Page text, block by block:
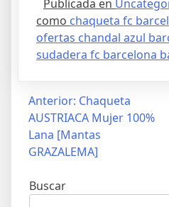
Publicada en
como chaqueta fc
ofertas chandal azul
sudadera fc barcelona
Navegación
entradas
Anterior: Chaqueta
AUSTRIACA Mujer 100%
Lana [Mantas
GRAZALEMA]
Buscar